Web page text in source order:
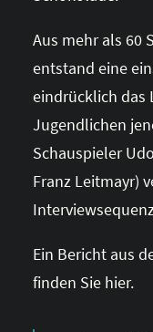
Aus mehr als 60
entstand eine
eindrücklich das
Jugendlichen
Schauspieler
Franz Leitmayr)
Ein Bericht aus
finden Sie hier.